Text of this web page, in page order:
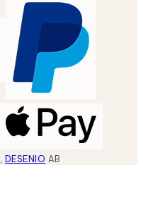
, DESENIO AB